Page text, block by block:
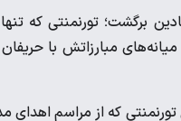
مبارزاتش با
که از مراسم